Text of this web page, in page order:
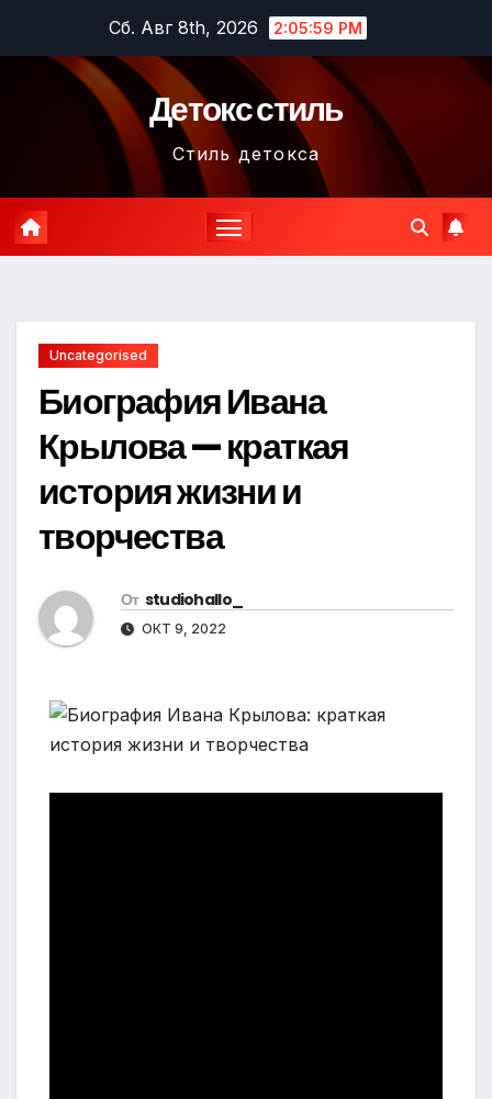
содержимому
Сб. Авг 8th, 2026 2:06:00 PM
Детокс стиль
Стиль детокса
Uncategorised
Биография Ивана
Крылова — краткая
история жизни и
творчества
От studiohallo_
ОКТ 9, 2022